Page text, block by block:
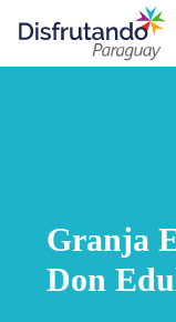
Granja
Don